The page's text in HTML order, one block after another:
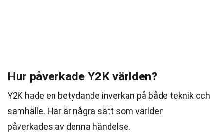
Hur påverkade Y2K världen?
Y2K hade en betydande inverkan på både teknik och
samhälle. Här är några sätt som världen
påverkades av denna händelse.